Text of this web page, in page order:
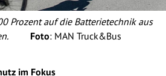
Prozent auf die Batterietechnik aus
Foto: MAN Truck&Bus
im Fokus